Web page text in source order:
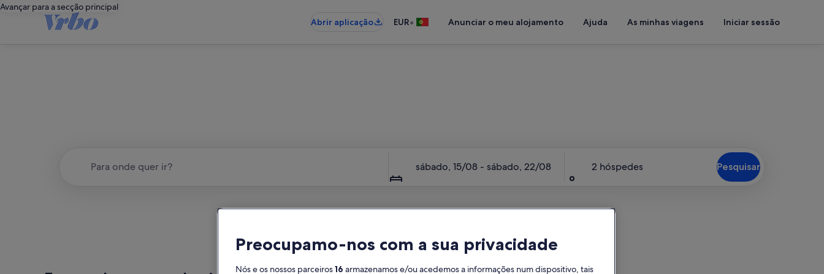
Avançar para a secção principal
Abrir aplicação
EUR• Anunciar o meu alojamento Ajuda As minhas viagens Iniciar sessão
sábado, 15/08 - sábado, 22/08 2 hóspedes Pesquisar
Preocupamo-nos com a sua privacidade
Nós e os nossos parceiros16 armazenamos e/ou acedemos a informações num dispositivo, tais